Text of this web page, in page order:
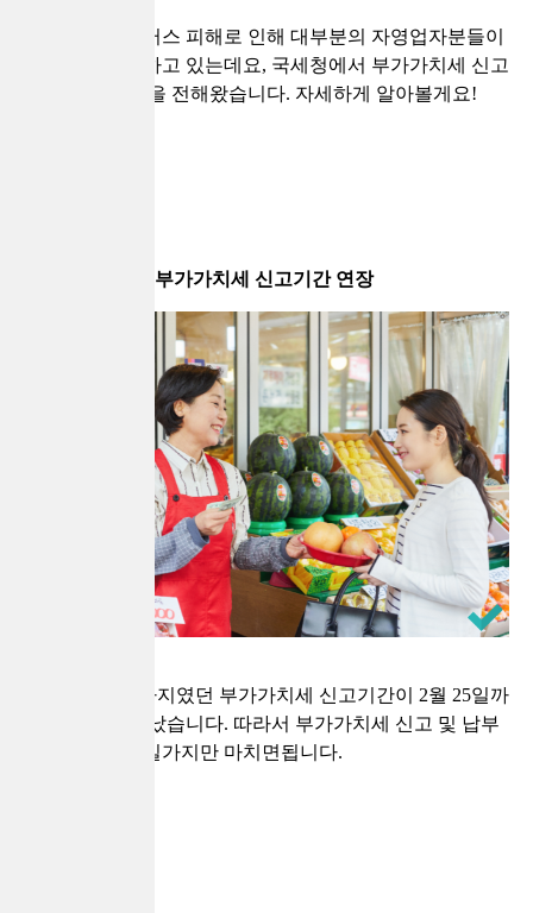
코로나19 바이러스 피해로 인해 대부분의 자영업자분들이
어려움을 호소하고 있는데요, 국세청에서 부가가치세 신고
기간 연장 소식을 전해왔습니다. 자세하게 알아볼게요!
부가가치세 신고기간 연장
기존 1월 25일까지였던 부가가치세 신고기간이 2월 25일까
지로 한달 늘어났습니다. 따라서 부가가치세 신고 및 납부
는 오는 2월 25일가지만 마치면됩니다.